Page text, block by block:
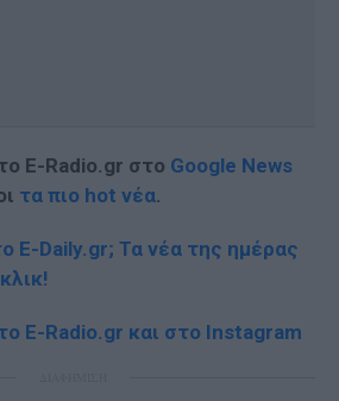
E-Radio.gr στο Google News
τα πιο hot νέα.
E-Daily.gr; Τα νέα της ημέρας
E-Radio.gr και στο Instagram